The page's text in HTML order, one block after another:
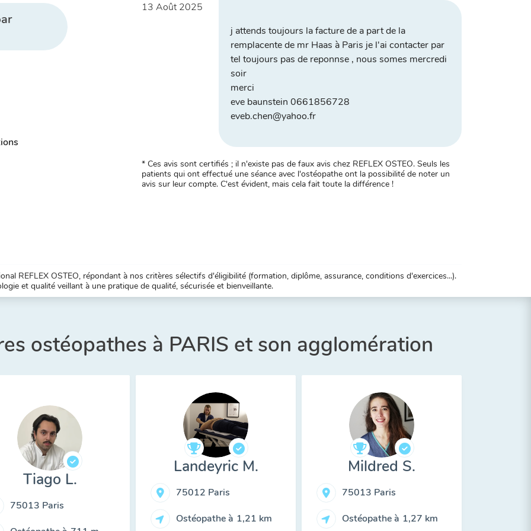
13 Août 2025
j attends toujours la facture de a part de la
remplacente de mr Haas à Paris je l'ai contacter par
tel toujours pas de reponnse , nous somes mercredi
soir
merci
eve baunstein 0661856728
eveb.chen@yahoo.fr
* Ces avis sont certifiés ; il n'existe pas de faux avis chez REFLEX OSTEO. Seuls les
patients qui ont effectué une séance avec l'ostéopathe ont la possibilité de noter un
avis sur leur compte. C'est évident, mais cela fait toute la différence !
REFLEX OSTEO, répondant à nos critères sélectifs d'éligibilité (formation, diplôme, assurance, conditions d'exercices...).
et qualité veillant à une pratique de qualité, sécurisée et bienveillante.
ostéopathes à PARIS et son agglomération
Tiago L.
75013 Paris
Landeyric M.
75012 Paris
Ostéopathe à 1,21 km
Mildred S.
75013 Paris
Ostéopathe à 1,27 km